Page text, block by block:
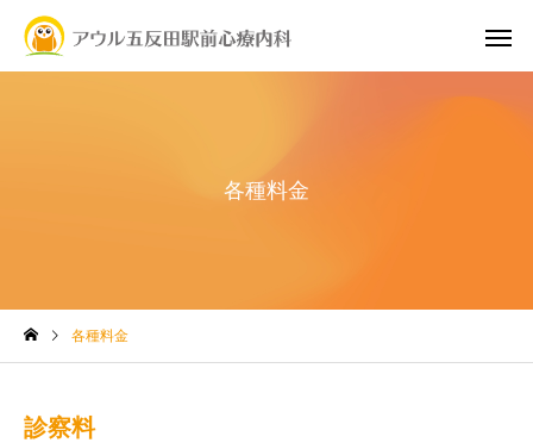
各種料金
各種料金
診察料